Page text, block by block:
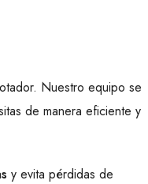
Nuestro equipo se
de manera eficiente y
y evita pérdidas de